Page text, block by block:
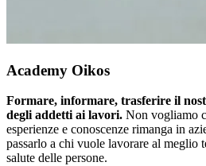
Academy Oikos
Formare, informare, trasferire il
degli addetti ai lavori. Non vogliamo
esperienze e conoscenze rimanga in
passarlo a chi vuole lavorare al meglio
salute delle persone.